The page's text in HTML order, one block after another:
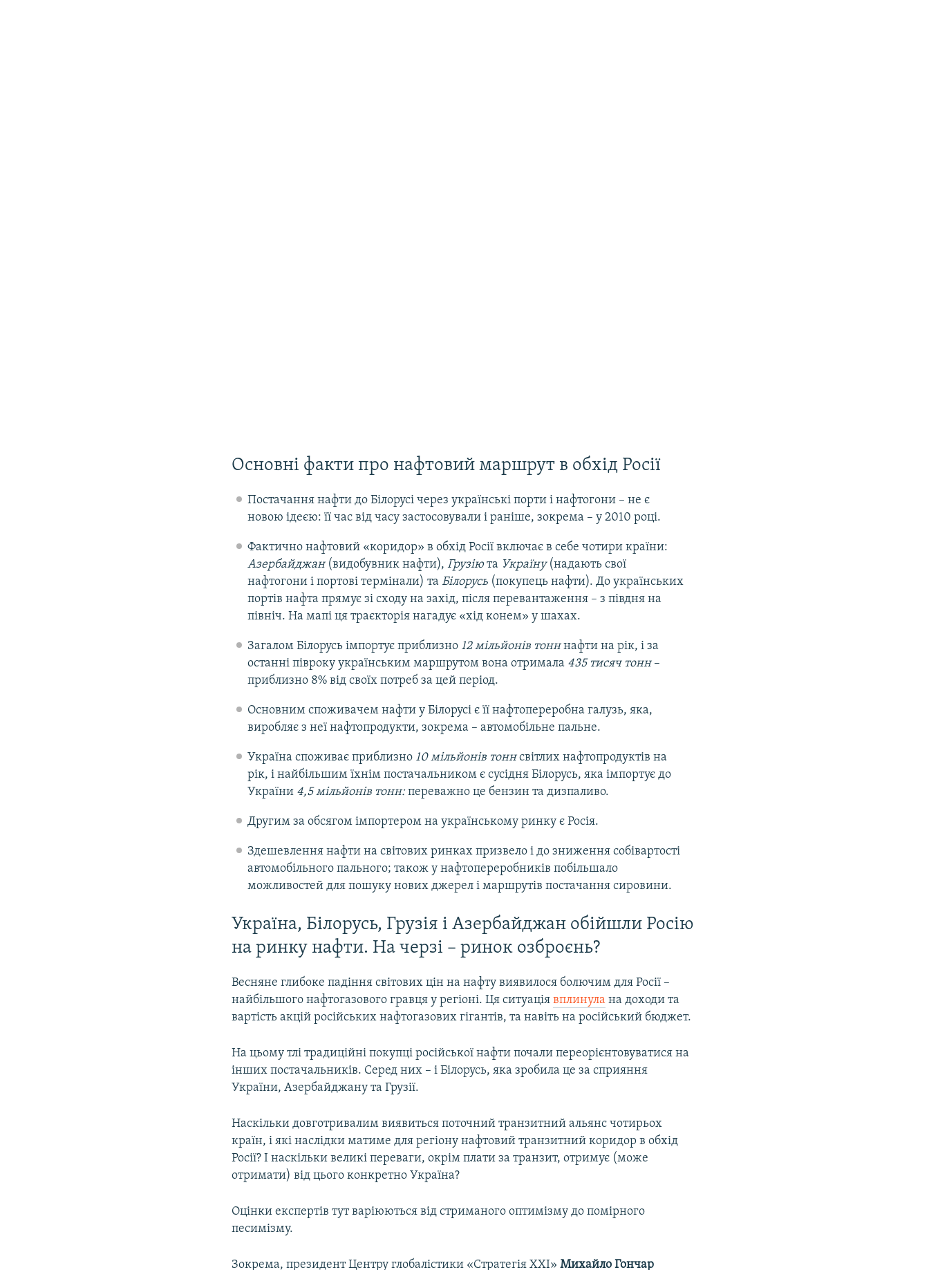
Основні факти про нафтовий маршрут в обхід Росії
Постачання нафти до Білорусі через українські порти і нафтогони – не є
новою ідеєю: її час від часу застосовували і раніше, зокрема – у 2010 році.
Фактично нафтовий «коридор» в обхід Росії включає в себе чотири країни:
Азербайджан(видобувник нафти), Грузіюта Україну (надають свої
нафтогони і портові термінали) та Білорусь(покупець нафти). До українських
портів нафта прямує зі сходу на захід, після перевантаження – з півдня на
північ. На мапі ця траєкторія нагадує «хід конем» у шахах.
Загалом Білорусь імпортує приблизно 12 мільйонів тонннафти на рік, і за
останні півроку українським маршрутом вона отримала 435 тисяч тонн –
приблизно 8% від своїх потреб за цей період.
Основним споживачем нафти у Білорусі є її нафтопереробна галузь, яка,
виробляє з неї нафтопродукти, зокрема – автомобільне пальне.
Україна споживає приблизно 10 мільйонів тоннсвітлих нафтопродуктів на
рік, і найбільшим їхнім постачальником є сусідня Білорусь, яка імпортує до
України 4,5 мільйонів тонн:переважно це бензин та дизпаливо.
Другим за обсягом імпортером на українському ринку є Росія.
Здешевлення нафти на світових ринках призвело і до зниження собівартості
автомобільного пального; також у нафтопереробників побільшало
можливостей для пошуку нових джерел і маршрутів постачання сировини.
Україна, Білорусь, Грузія і Азербайджан обійшли Росію
на ринку нафти. На черзі – ринок озброєнь?
Весняне глибоке падіння світових цін на нафту виявилося болючим для Росії –
найбільшого нафтогазового гравця у регіоні. Ця ситуаціявплинула на доходи та
вартість акцій російських нафтогазових гігантів, та навіть на російський бюджет.
На цьому тлі традиційні покупці російської нафти почали переорієнтовуватися на
інших постачальників. Серед них – і Білорусь, яка зробила це за сприяння
України, Азербайджану та Грузії.
Наскільки довготривалим виявиться поточний транзитний альянс чотирьох
країн, і які наслідки матиме для регіону нафтовий транзитний коридор в обхід
Росії? І наскільки великі переваги, окрім плати за транзит, отримує (може
отримати) від цього конкретно Україна?
Оцінки експертів тут варіюються від стриманого оптимізму до помірного
песимізму.
Зокрема, президент Центру глобалістики «Стратегія ХХІ»Михайло Гончар